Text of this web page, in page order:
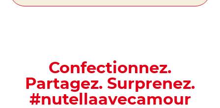
Confectionnez.
Partagez. Surprenez.
#nutellaavecamour